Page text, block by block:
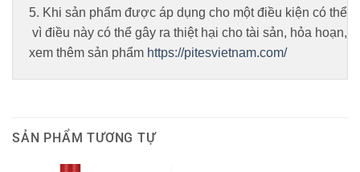
5. Khi sản phẩm được áp dụng cho một điều kiện có thể
vì điều này có thể gây ra thiệt hại cho tài sản, hỏa hoạn,
xem thêm sản phẩm https://pitesvietnam.com/
SẢN PHẨM TƯƠNG TỰ